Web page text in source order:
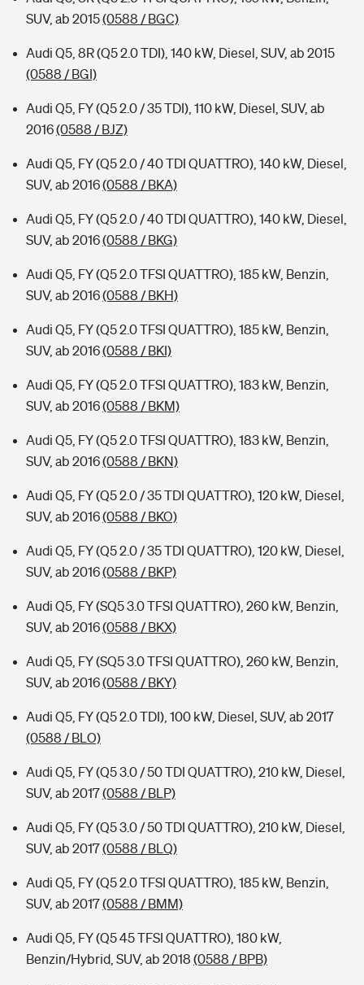
SUV, ab 2015(0588 / BGC)
Audi Q5, 8R (Q5 2.0 TDI), 140 kW, Diesel, SUV, ab 2015
(0588 / BGI)
Audi Q5, FY (Q5 2.0 / 35 TDI), 110 kW, Diesel, SUV, ab
2016(0588 / BJZ)
Audi Q5, FY (Q5 2.0 / 40 TDI QUATTRO), 140 kW, Diesel,
SUV, ab 2016(0588 / BKA)
Audi Q5, FY (Q5 2.0 / 40 TDI QUATTRO), 140 kW, Diesel,
SUV, ab 2016(0588 / BKG)
Audi Q5, FY (Q5 2.0 TFSI QUATTRO), 185 kW, Benzin,
SUV, ab 2016(0588 / BKH)
Audi Q5, FY (Q5 2.0 TFSI QUATTRO), 185 kW, Benzin,
SUV, ab 2016(0588 / BKI)
Audi Q5, FY (Q5 2.0 TFSI QUATTRO), 183 kW, Benzin,
SUV, ab 2016(0588 / BKM)
Audi Q5, FY (Q5 2.0 TFSI QUATTRO), 183 kW, Benzin,
SUV, ab 2016(0588 / BKN)
Audi Q5, FY (Q5 2.0 / 35 TDI QUATTRO), 120 kW, Diesel,
SUV, ab 2016(0588 / BKO)
Audi Q5, FY (Q5 2.0 / 35 TDI QUATTRO), 120 kW, Diesel,
SUV, ab 2016(0588 / BKP)
Audi Q5, FY (SQ5 3.0 TFSI QUATTRO), 260 kW, Benzin,
SUV, ab 2016(0588 / BKX)
Audi Q5, FY (SQ5 3.0 TFSI QUATTRO), 260 kW, Benzin,
SUV, ab 2016(0588 / BKY)
Audi Q5, FY (Q5 2.0 TDI), 100 kW, Diesel, SUV, ab 2017
(0588 / BLO)
Audi Q5, FY (Q5 3.0 / 50 TDI QUATTRO), 210 kW, Diesel,
SUV, ab 2017(0588 / BLP)
Audi Q5, FY (Q5 3.0 / 50 TDI QUATTRO), 210 kW, Diesel,
SUV, ab 2017(0588 / BLQ)
Audi Q5, FY (Q5 2.0 TFSI QUATTRO), 185 kW, Benzin,
SUV, ab 2017(0588 / BMM)
Audi Q5, FY (Q5 45 TFSI QUATTRO), 180 kW,
Benzin/Hybrid, SUV, ab 2018 (0588 / BPB)